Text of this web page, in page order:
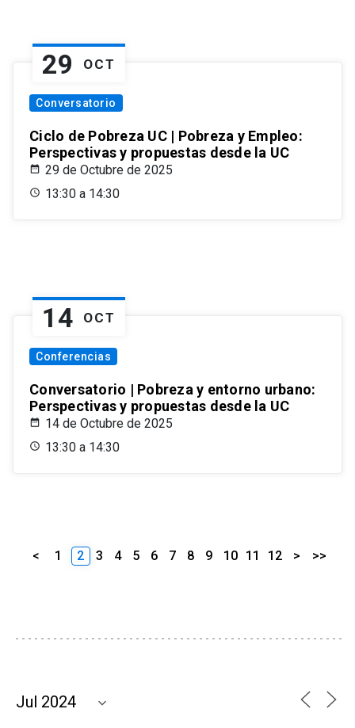
29 OCT
Conversatorio
Ciclo de Pobreza UC | Pobreza y Empleo:
Perspectivas y propuestas desde la UC
29 de Octubre de 2025
13:30 a 14:30
14 OCT
Conferencias
Conversatorio | Pobreza y entorno urbano:
Perspectivas y propuestas desde la UC
14 de Octubre de 2025
13:30 a 14:30
< 1 2 3 4 5 6 7 8 9 10 11 12 > >>